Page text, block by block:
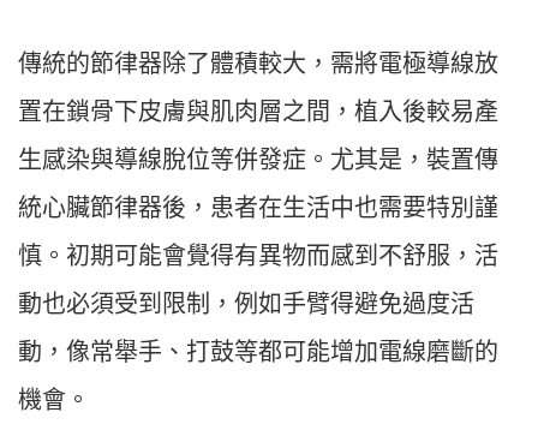
傳統的節律器除了體積較大，需將電極導線放
置在鎖骨下皮膚與肌肉層之間，植入後較易產
生感染與導線脫位等併發症。尤其是，裝置傳
統心臟節律器後，患者在生活中也需要特別謹
慎。初期可能會覺得有異物而感到不舒服，活
動也必須受到限制，例如手臂得避免過度活
動，像常舉手、打鼓等都可能增加電線磨斷的
機會。